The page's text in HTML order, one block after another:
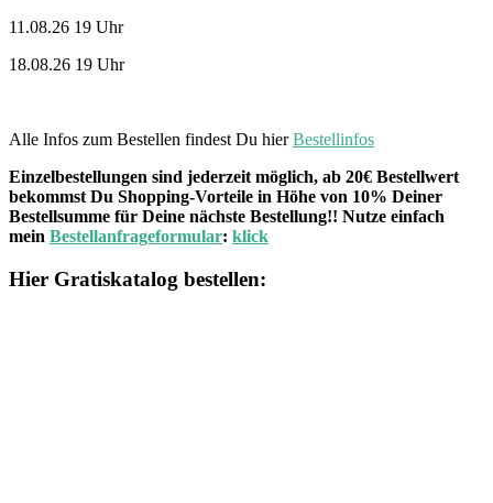
11.08.26 19 Uhr
18.08.26 19 Uhr
Alle Infos zum Bestellen findest Du hierBestellinfos
Einzelbestellungen sind jederzeit möglich, ab 20€ Bestellwert
bekommst Du Shopping-Vorteile in Höhe von 10% Deiner
Bestellsumme für Deine nächste Bestellung!! Nutze einfach
mein Bestellanfrageformular: klick
Hier Gratiskatalog bestellen: